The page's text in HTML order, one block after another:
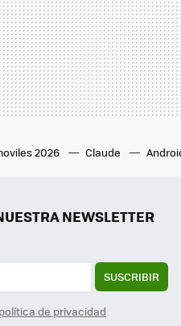
2026 Claude
NEWSLETTER
SUSCRIBIR
política de privacidad